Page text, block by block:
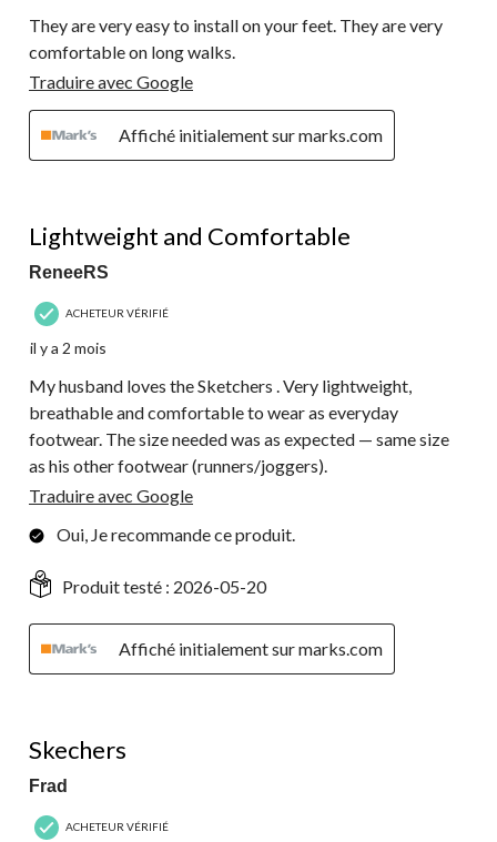
They are very easy to install on your feet. They are very
comfortable on long walks.
Traduire avec Google
Affiché initialement sur marks.com
Lightweight and Comfortable
ReneeRS
ACHETEUR VÉRIFIÉ
il y a 2 mois
My husband loves the Sketchers . Very lightweight,
breathable and comfortable to wear as everyday
footwear. The size needed was as expected — same size
as his other footwear (runners/joggers).
Traduire avec Google
Oui, Je recommande ce produit.
Produit testé : 2026-05-20
Affiché initialement sur marks.com
Skechers
Frad
ACHETEUR VÉRIFIÉ